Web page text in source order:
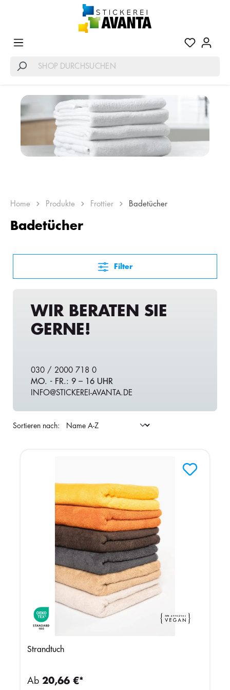
Home Produkte Frottier Badetücher
Badetücher
Filter
WIR BERATEN SIE
GERNE!
030 / 2000 718 0
MO. - FR.: 9 – 16 UHR
INFO@STICKEREI-AVANTA.DE
Sortieren nach:
Strandtuch
Ab 20,66 €*